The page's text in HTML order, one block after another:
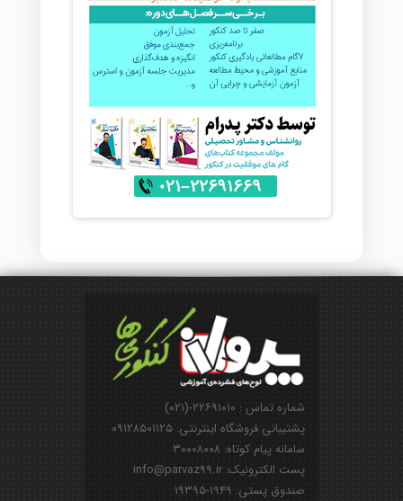
شماره تماس : ۲۲۶۹۱۰۱۰-(۰۲۱)
پشتیبانی فروشگاه اینترنتی: ۰۹۱۲۸۵۰۱۱۲۵
سامانه پیام کوتاه: ۳۰۰۰۸۰۰۸
پست الکترونیک: info@parvaz99.ir
صندوق پستی: ۱۹۴۹-۱۹۳۹۵